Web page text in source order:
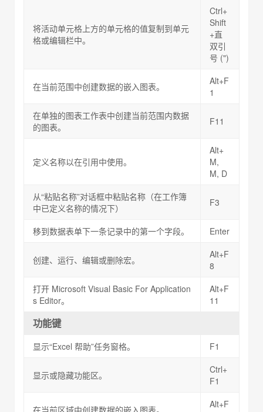
将活动单元格上方的单元格的值复制到单元
格或编辑栏中。
Ctrl+
Shift
+直
双引
号 (")
在当前范围中创建数据的嵌入图表。
Alt+F
1
在单独的图表工作表中创建当前范围内数据
的图表。
F11
定义名称以在引用中使用。
Alt+
M,
M, D
从“粘贴名称”对话框中粘贴名称（在工作簿
中已定义名称的情况下）
F3
移到数据表单下一条记录中的第一个字段。 Enter
创建、运行、编辑或删除宏。
Alt+F
8
打开 Microsoft Visual Basic For Application
s Editor。
Alt+F
11
功能键
显示“Excel 帮助”任务窗格。 F1
显示或隐藏功能区。
Ctrl+
F1
在当前区域中创建数据的嵌入图表。
Alt+F